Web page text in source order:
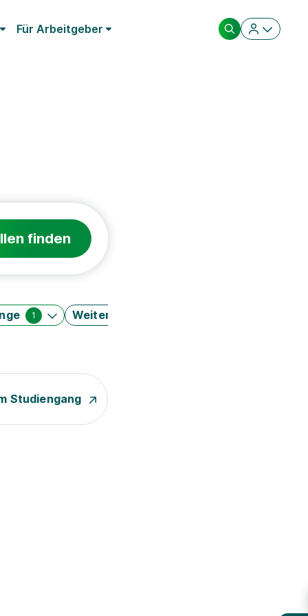
Für Arbeitgeber
finden
1 Weitere Filter
Studiengang